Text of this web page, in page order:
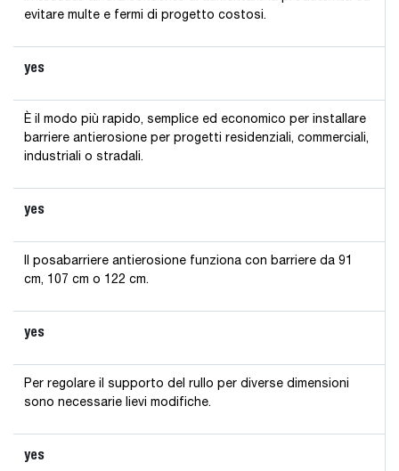
evitare multe e fermi di progetto costosi.
yes
È il modo più rapido, semplice ed economico per installare
barriere antierosione per progetti residenziali, commerciali,
industriali o stradali.
yes
Il posabarriere antierosione funziona con barriere da 91
cm, 107 cm o 122 cm.
yes
Per regolare il supporto del rullo per diverse dimensioni
sono necessarie lievi modifiche.
yes